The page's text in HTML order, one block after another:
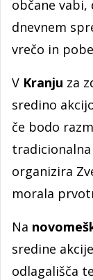
občane vabi,
dnevnem
vrečo in
V Kranju za
sredino
če bodo
organizira
morala
Na
sredine
odlagališča